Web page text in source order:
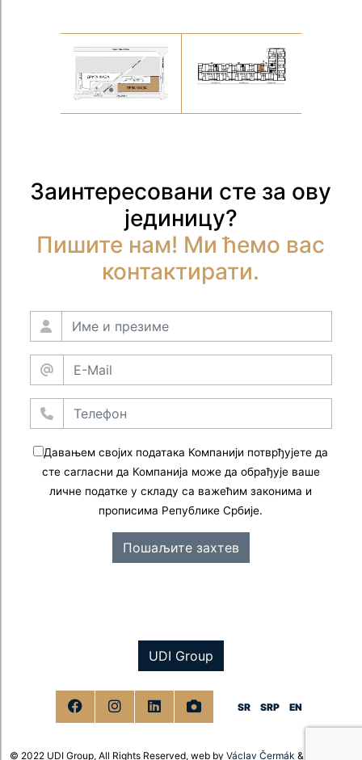
Заинтересовани сте за ову
јединицу?
Пишите нам! Ми ћемо вас
контактирати.
Давањем својих података Компанији потврђујете да
сте сагласни да Компанија може да обрађује ваше
личне податке у складу са важећим законима и
прописима Републике Србије.
Пошаљите захтев
UDI Group
SR SRP EN
© 2022 UDI Group, All Rights Reserved, web by Václav Čermák &